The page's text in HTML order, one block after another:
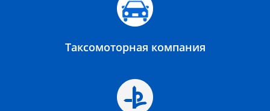
Таксомоторная компания